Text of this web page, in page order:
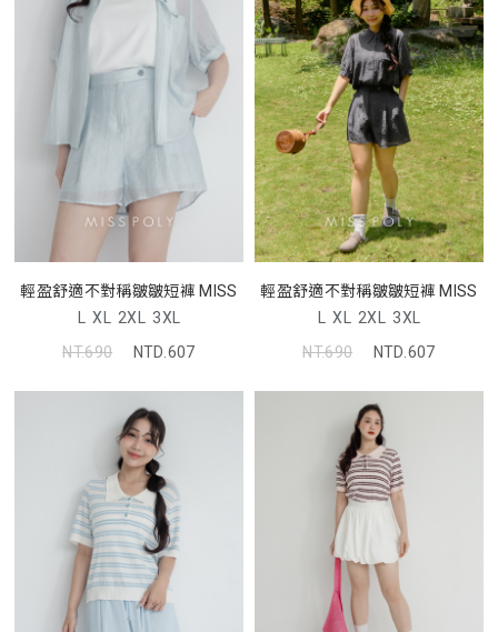
輕盈舒適不對稱皺皺短褲 MISS
L XL 2XL 3XL
NT.690
NTD.607
輕盈舒適不對稱皺皺短褲 MISS
L XL 2XL 3XL
NT.690
NTD.607